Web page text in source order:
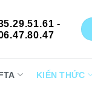
-
KIẾN THỨC